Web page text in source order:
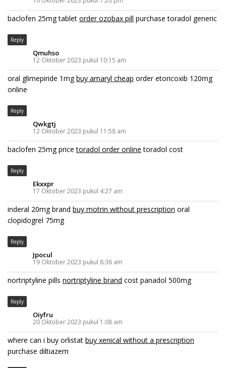
baclofen 25mg tablet order ozobax pill purchase toradol generic
Reply
Qmuhso
12 Oktober 2023 pukul 10:15 am
oral glimepiride 1mgbuy amaryl cheap order etoricoxib 120mg
online
Reply
Qwkgtj
12 Oktober 2023 pukul 11:58 am
baclofen 25mg pricetoradol order online toradol cost
Reply
Ekxxpr
17 Oktober 2023 pukul 4:27 am
inderal 20mg brand buy motrin without prescription oral
clopidogrel 75mg
Reply
Jpocul
19 Oktober 2023 pukul 8:36 am
nortriptyline pills nortriptyline brand cost panadol 500mg
Reply
Oiyfru
20 Oktober 2023 pukul 1:08 am
where can i buy orlistat buy xenical without a prescription
purchase diltiazem